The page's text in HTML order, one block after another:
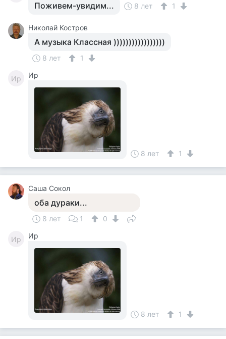
Поживем-увидим... 8 лет 1
Николай Костров
А музыка Классная )))))))))))))))))
8 лет 1
Ир Ир
8 лет 1
Саша Сокол
оба дураки...
8 лет 1 0
Ир Ир
8 лет 1